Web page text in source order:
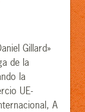
Gillard»
de la
la
UE-
A